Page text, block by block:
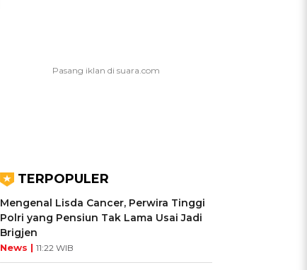
TERPOPULER
Mengenal Lisda Cancer, Perwira Tinggi
Polri yang Pensiun Tak Lama Usai Jadi
Brigjen
News | 11:22 WIB